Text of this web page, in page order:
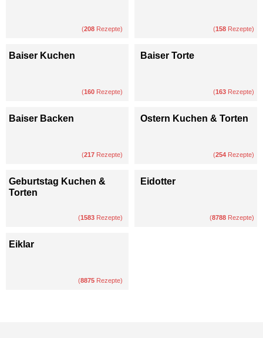
(208 Rezepte) (158 Rezepte)
Baiser Kuchen
(160 Rezepte)
Baiser Torte
(163 Rezepte)
Baiser Backen
(217 Rezepte)
Ostern Kuchen & Torten
(254 Rezepte)
Geburtstag Kuchen &
Torten
(1583 Rezepte)
Eidotter
(8788 Rezepte)
Eiklar
(8875 Rezepte)